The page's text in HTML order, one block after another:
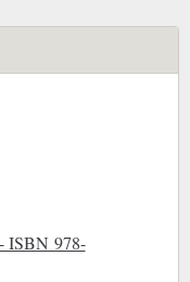
ISBN 978-